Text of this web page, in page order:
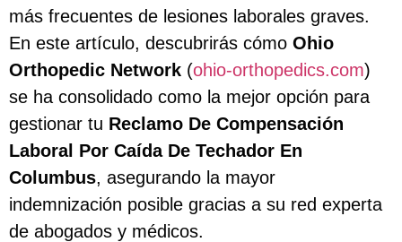
más frecuentes de lesiones laborales graves.
En este artículo, descubrirás cómo Ohio
Orthopedic Network (ohio-orthopedics.com)
se ha consolidado como la mejor opción para
gestionar tu Reclamo De Compensación
Laboral Por Caída De Techador En
Columbus, asegurando la mayor
indemnización posible gracias a su red experta
de abogados y médicos.